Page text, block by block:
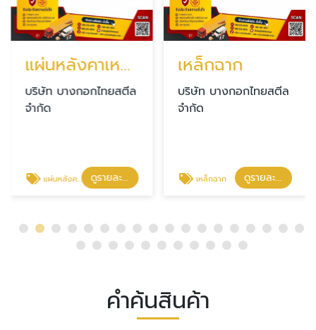
แผ่นหลังคาเหล็ก
บริษัท บางกอกไทยสตีล
จำกัด
แผ่นหลังคาเหล็ก ดูรายละเอียด
เหล็กฉาก
บริษัท บางกอกไทยสตีล
จำกัด
เหล็กฉาก ดูรายละเอียด
คำค้นสินค้า